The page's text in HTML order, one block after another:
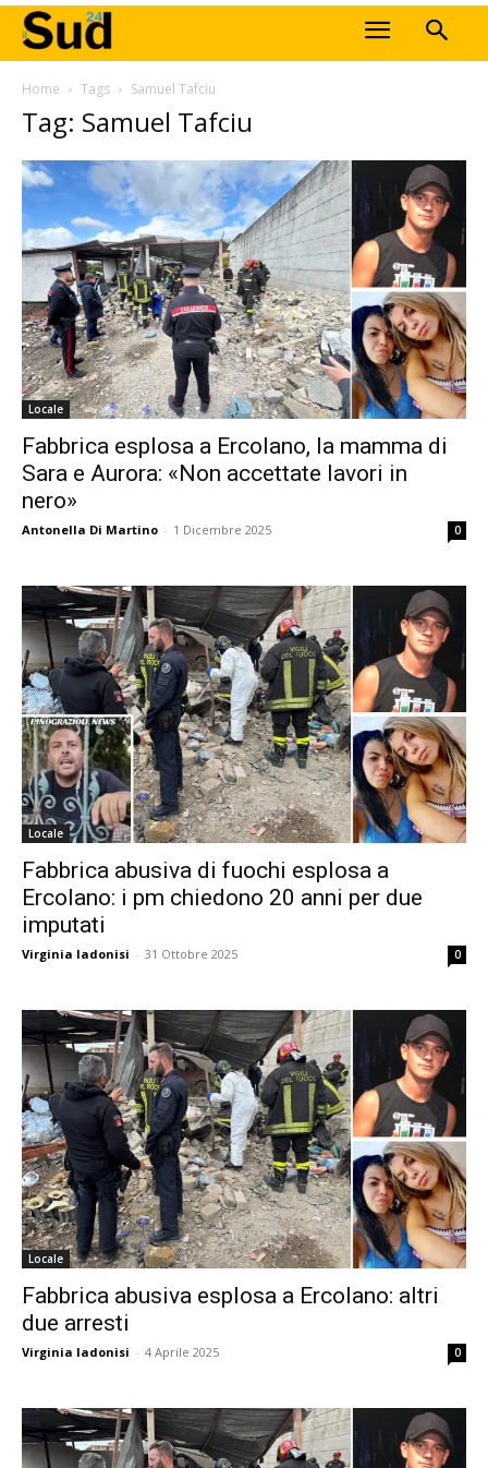
Home Tags Samuel Tafciu
Tag: Samuel Tafciu
Locale
Fabbrica esplosa a Ercolano, la mamma di
Sara e Aurora: «Non accettate lavori in
nero»
Antonella Di Martino - 1 Dicembre 2025 0
Locale
Fabbrica abusiva di fuochi esplosa a
Ercolano: i pm chiedono 20 anni per due
imputati
Virginia Iadonisi - 31 Ottobre 2025 0
Locale
Fabbrica abusiva esplosa a Ercolano: altri
due arresti
Virginia Iadonisi - 4 Aprile 2025 0